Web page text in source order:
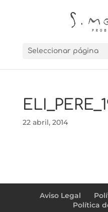
Seleccionar página
22 abril, 2014
Aviso Legal
Política